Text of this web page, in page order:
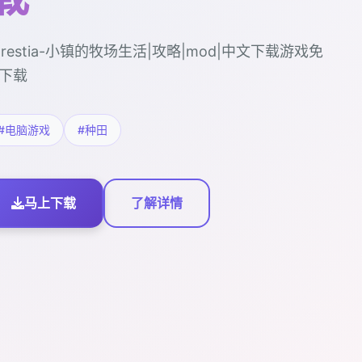
小镇的牧场生活|攻略|mod|中文下载游戏免
载
电脑游戏 #种田
马上下载 了解详情